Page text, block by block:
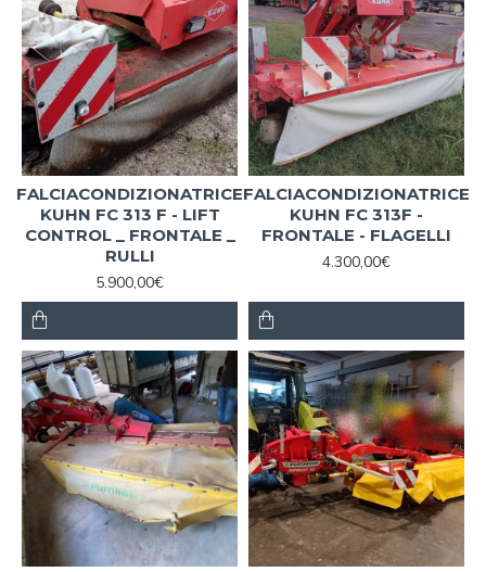
FALCIACONDIZIONATRICE
KUHN FC 313 F - LIFT
CONTROL _ FRONTALE _
RULLI
5.900,00€
FALCIACONDIZIONATRICE
KUHN FC 313F -
FRONTALE - FLAGELLI
4.300,00€